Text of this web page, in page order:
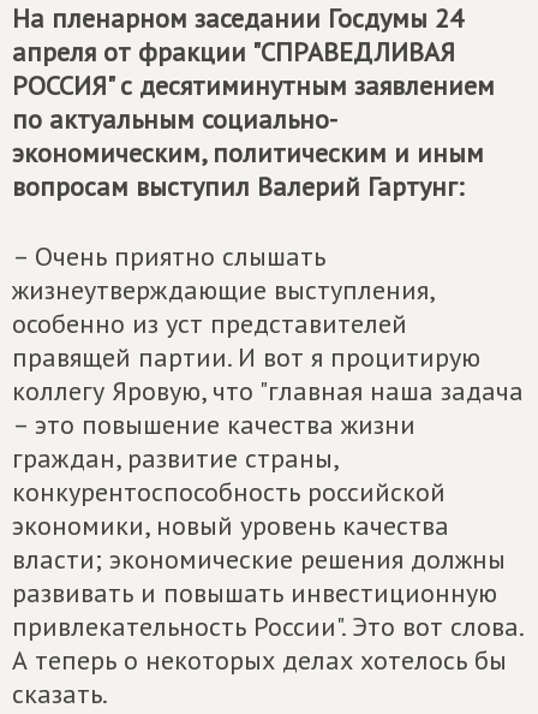
На пленарном заседании Госдумы 24
апреля от фракции "СПРАВЕДЛИВАЯ
РОССИЯ" с десятиминутным заявлением
по актуальным социально-
экономическим, политическим и иным
вопросам выступил Валерий Гартунг:
– Очень приятно слышать
жизнеутверждающие выступления,
особенно из уст представителей
правящей партии. И вот я процитирую
коллегу Яровую, что "главная наша задача
– это повышение качества жизни
граждан, развитие страны,
конкурентоспособность российской
экономики, новый уровень качества
власти; экономические решения должны
развивать и повышать инвестиционную
привлекательность России". Это вот слова.
А теперь о некоторых делах хотелось бы
сказать.